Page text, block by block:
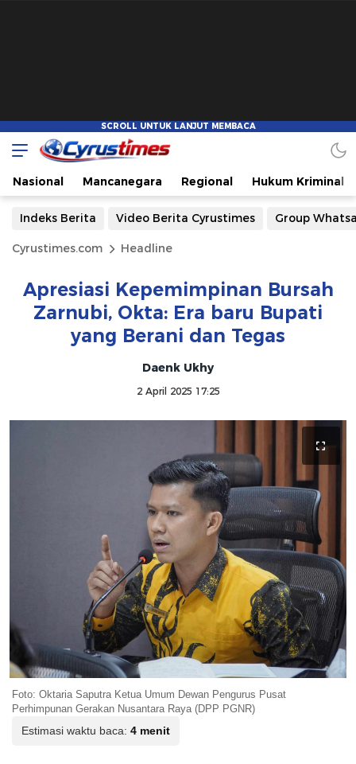
Nasional Mancanegara Regional Hukum Kriminal
Indeks Berita Video Berita Cyrustimes Group
Cyrustimes.com Headline
Apresiasi Kepemimpinan Bursah
Zarnubi, Okta: Era baru Bupati
yang Berani dan Tegas
Daenk Ukhy
2 April 2025 17:25
Foto: Oktaria Saputra Ketua Umum Dewan Pengurus Pusat
Perhimpunan Gerakan Nusantara Raya (DPP PGNR)
Estimasi waktu baca: 4 menit